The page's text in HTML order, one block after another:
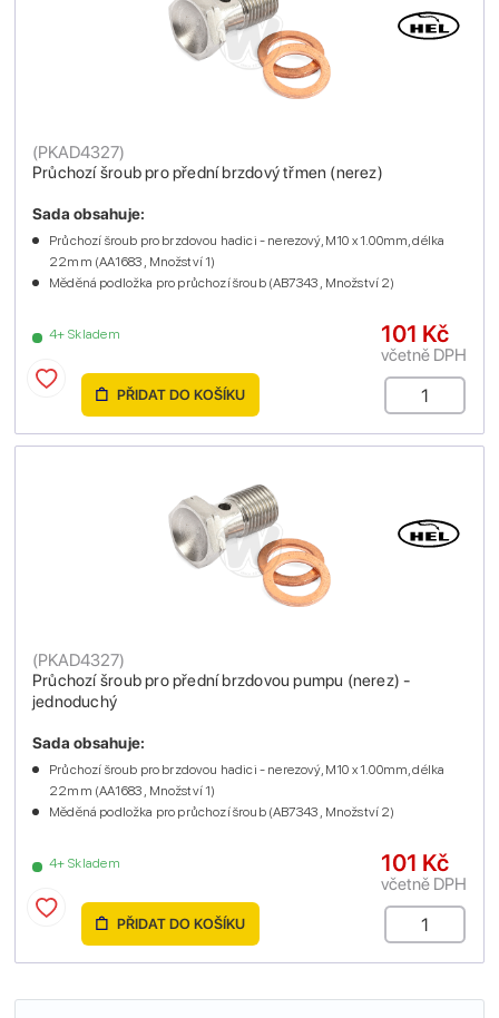
Průchozí šroub pro přední brzdový třmen (nerez)
(PKAD4327)
4+ Skladem
Sada obsahuje:
Průchozí šroub pro brzdovou hadici - nerezový, M10 x 1.00mm, délka
22mm (AA1683 , Množství 1)
Měděná podložka pro průchozí šroub (AB7343 , Množství 2)
101 Kč
včetně DPH
PŘIDAT DO KOŠÍKU
Průchozí šroub pro přední brzdovou pumpu (nerez) -
jednoduchý
(PKAD4327)
4+ Skladem
Sada obsahuje:
Průchozí šroub pro brzdovou hadici - nerezový, M10 x 1.00mm, délka
22mm (AA1683 , Množství 1)
Měděná podložka pro průchozí šroub (AB7343 , Množství 2)
101 Kč
včetně DPH
PŘIDAT DO KOŠÍKU